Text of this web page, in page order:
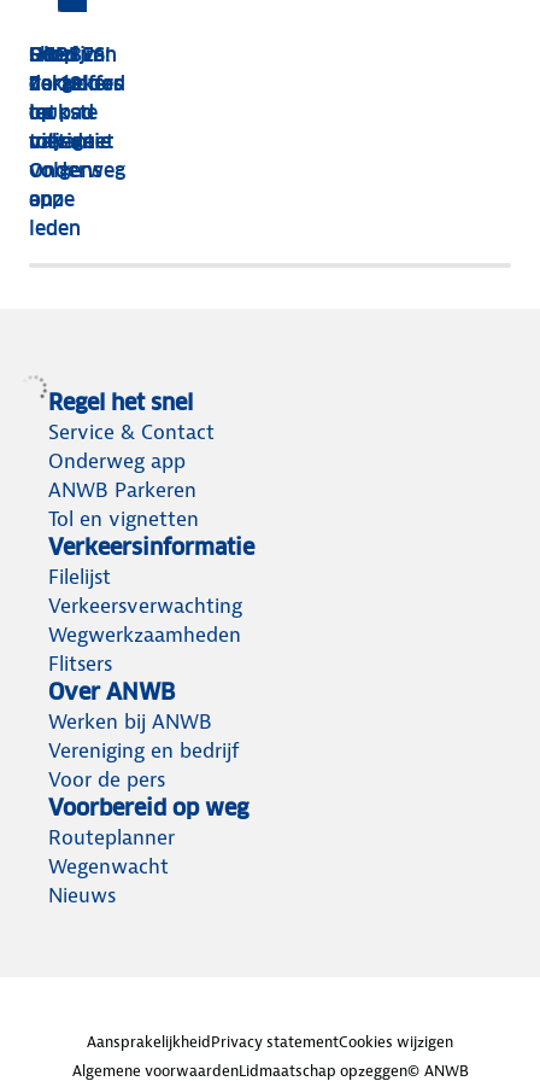
HEBBES!
Zorgeloos
op pad
met de
Onderweg
app
Shop van
dakkoffer
tot
tolvignet
Dit zijn
de 13
leukste
uitjes
volgens
onze
leden
Goed
verzekerd
op
vakantie
Regel het snel
Service & Contact
Onderweg app
ANWB Parkeren
Tol en vignetten
Verkeersinformatie
Filelijst
Verkeersverwachting
Wegwerkzaamheden
Flitsers
Over ANWB
Werken bij ANWB
Vereniging en bedrijf
Voor de pers
Voorbereid op weg
Routeplanner
Wegenwacht
Nieuws
AansprakelijkheidPrivacy statementCookies wijzigen
Algemene voorwaardenLidmaatschap opzeggen© ANWB